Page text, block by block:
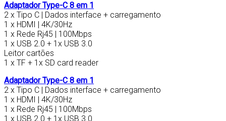
Adaptador Type-C 8 em 1
2 x Tipo C | Dados interface + carregamento
1 x HDMI | 4K/30Hz
1 x Rede Rj45 | 100Mbps
1 x USB 2.0 + 1x USB 3.0
Leitor cartões
1 x TF + 1x SD card reader
Adaptador Type-C 8 em 1
2 x Tipo C | Dados interface + carregamento
1 x HDMI | 4K/30Hz
1 x Rede Rj45 | 100Mbps
1 x USB 2.0 + 1x USB 3.0